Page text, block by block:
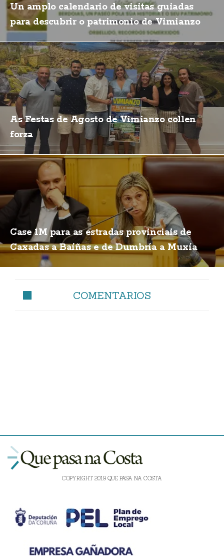
Un amplo calendario de visitas guiadas
para descubrir o patrimonio de Vimianzo
As Festas de Agosto de Vimianzo collen
forza
Case 1M para as estradas provinciais de
Caxadas a Baíñas e de Dumbría a Muxía
COMENTARIOS
COPYRIGHT 2019 QUE PASA NA COSTA